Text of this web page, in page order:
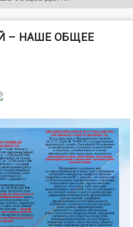
– НАШЕ ОБЩЕЕ